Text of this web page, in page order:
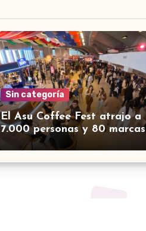
Sin categoría
El Asu Coffee Fest atrajo a
7.000 personas y 80 marcas